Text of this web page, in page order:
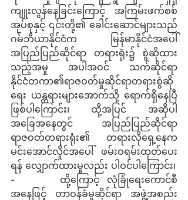
ကျူးလွန်နေခြင်းကြောင့် အကြမ်းဖက်စစ်
အုပ်စုနှင့် ၎င်းတို့၏ ခေါင်းဆောင်များသည်
ဂမ်ဘီယာနိုင်ငံက မြန်မာနိုင်ငံအပေါ်
အပြည်ပြည်ဆိုင်ရာ တရားရုံး၌ စွဲဆိုထား
သည့်အမှု အပါအဝင် သက်ဆိုင်ရာ
နိုင်ငံတကာ၏ရာဇဝတ်မှုဆိုင်ရာတရားစွဲဆို
ရေး ယန္တရားများအောက်သို့ ရောက်ရှိနေပြီ
ဖြစ်ပါကြောင်း၊ ထို့အပြင် အဆိုပါ
အခြေအနေတွင် အပြည်ပြည်ဆိုင်ရာ
ရာဇဝတ်တရားရုံး၏ တရားလိုရှေ့နေက
မင်းအောင်လှိုင်အပေါ် ဖမ်းဝရမ်းထုတ်ပေး
ရန် လျှောက်ထားမှုလည်း ပါဝင်ပါကြောင်း၊
-      ထို့ကြောင့် လုံခြုံရေးကောင်စီ
အနေဖြင့် တာဝန်ခံမှုဆိုင်ရာ အဖွဲ့အစည်း